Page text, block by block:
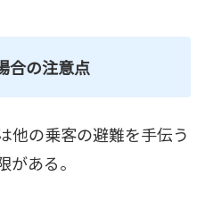
合の注意点
他の乗客の避難を手伝う
ある。